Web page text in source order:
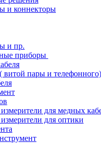
и коннекторы
и пр.
приборы
витой пары и телефонного)
для медных
для оптики